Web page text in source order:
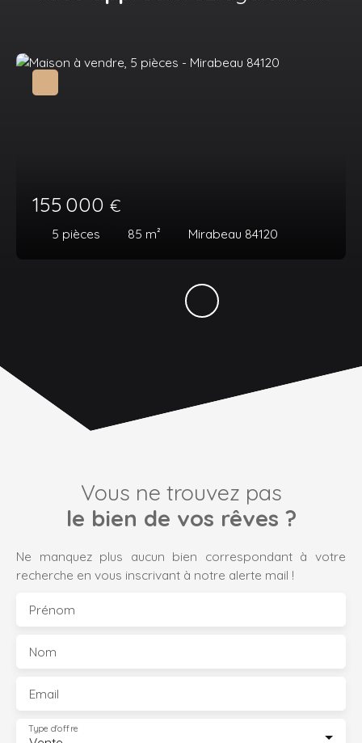
155 000 €
5 pièces 85 m² Mirabeau 84120
Vous ne trouvez pas
le bien de vos rêves ?
Ne manquez plus aucun bien correspondant à votre
recherche en vous inscrivant à notre alerte mail !
Prénom
Nom
Email
Type d'offre